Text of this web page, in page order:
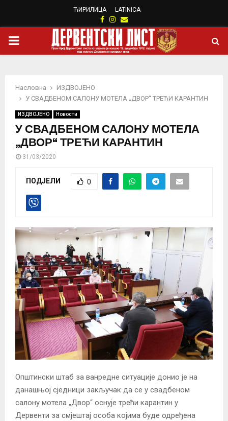
ЋИРИЛИЦА LATINICA
Facebook
Instagram
Email
PRIMARY
Насловна
ИЗДВОЈЕНО
У СВАДБЕНОМ САЛОНУ МОТЕЛА „ДВОР“ ТРЕЋИ КАРАНТИН
ИЗДВОЈЕНО Новости
У СВАДБЕНОМ САЛОНУ МОТЕЛА
„ДВОР“ ТРЕЋИ КАРАНТИН
31/03/2020
ПОДЈЕЛИ 0
Општински штаб за ванредне ситуације донио је на
данашњој сједници закључак да се у свадбеном
салону мотела „Двор“ оснује трећи карантин у
Дервенти за смјештај особа којима буде одређена